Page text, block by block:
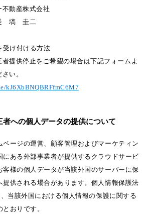
動産株式会社
塙 圭二
受け付ける方法
提供停止をご希望の場合は下記フォームよ
い。
kJ6XbBNQBRFfmC6M7
者への個人データの提供について
ページの運営、顧客管理およびマーケティン
にある外部事業者が提供するクラウドサービ
客様の個人データが当該外国のサーバーに保
提供される場合があります。個人情報保護法
当該外国における個人情報の保護に関する
おりです。